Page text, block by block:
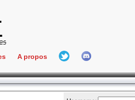
Connect
A propos
L'équipe
Hall Of Fame